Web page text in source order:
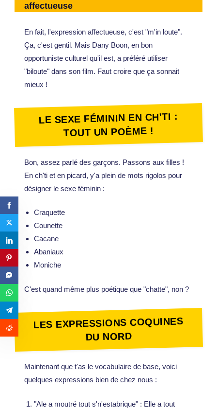
affectueuse
En fait, l'expression affectueuse, c'est "m'in loute".
Ça, c'est gentil. Mais Dany Boon, en bon
opportuniste culturel qu'il est, a préféré utiliser
"biloute" dans son film. Faut croire que ça sonnait
mieux !
LE SEXE FÉMININ EN CH'TI :
TOUT UN POÈME !
Bon, assez parlé des garçons. Passons aux filles !
En ch'ti et en picard, y'a plein de mots rigolos pour
désigner le sexe féminin :
Craquette
Counette
Cacane
Abaniaux
Moniche
C'est quand même plus poétique que "chatte", non ?
LES EXPRESSIONS COQUINES
DU NORD
Maintenant que t'as le vocabulaire de base, voici
quelques expressions bien de chez nous :
"Ale a moutré tout s'n'estabrique" : Elle a tout